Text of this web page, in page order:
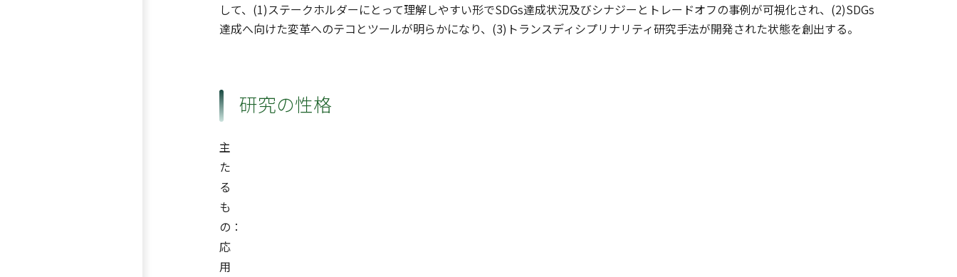
して、(1)ステークホルダーにとって理解しやすい形でSDGs達成状況及びシナジーとトレードオフの事例が可視化され、(2)SDGs
達成へ向けた変革へのテコとツールが明らかになり、(3)トランスディシプリナリティ研究手法が開発された状態を創出する。
研究の性格
主
た
る
も
の：
応
用